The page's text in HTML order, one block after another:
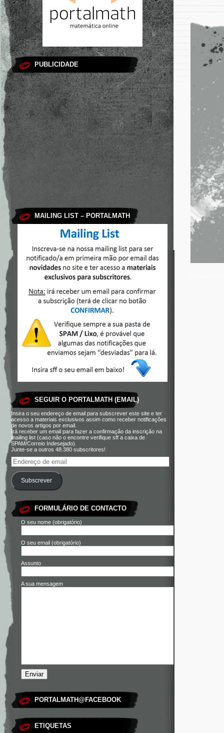
PUBLICIDADE
MAILING LIST – PORTALMATH
SEGUIR O PORTALMATH (EMAIL)
Insira o seu endereço de email para subscrever este site e ter
acesso a materiais exclusivos assim como receber notificações
de novos artigos por email.
Irá receber um email para fazer a confirmação da inscrição na
mailing list (caso não o encontre verifique sff a caixa de
SPAM/Correio Indesejado).
Junte-se a outros 48.380 subscritores!
Subscrever
FORMULÁRIO DE CONTACTO
O seu nome (obrigatório)
O seu email (obrigatório)
Assunto
A sua mensagem
PORTALMATH@FACEBOOK
ETIQUETAS